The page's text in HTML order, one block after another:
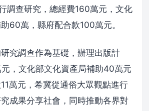
調查研究，總經費160萬元，文化
60萬，縣府配合款100萬元。
究調查作為基礎，辦理出版計
，文化部文化資產局補助40萬元
萬元，希冀從通俗大眾觀點進行
成果分享社會，同時推動各界對